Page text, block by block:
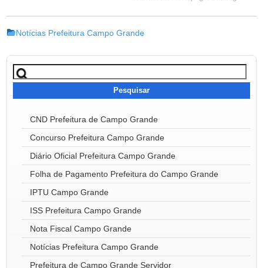
Notícias Prefeitura Campo Grande
Pesquisar
por:
CND Prefeitura de Campo Grande
Concurso Prefeitura Campo Grande
Diário Oficial Prefeitura Campo Grande
Folha de Pagamento Prefeitura do Campo Grande
IPTU Campo Grande
ISS Prefeitura Campo Grande
Nota Fiscal Campo Grande
Notícias Prefeitura Campo Grande
Prefeitura de Campo Grande Servidor